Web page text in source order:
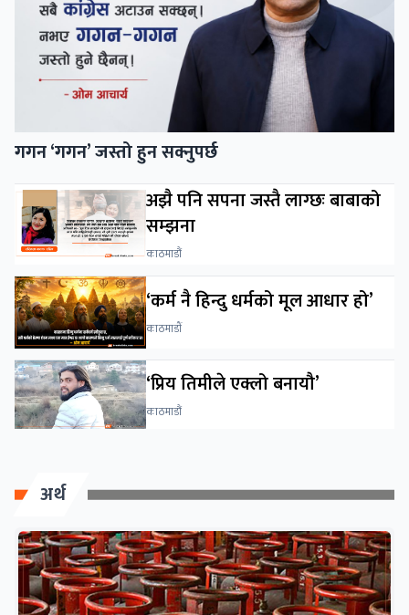
गगन ‘गगन’ जस्तो हुन सक्नुपर्छ
अझै पनि सपना जस्तै लाग्छः बाबाको
सम्झना
काठमाडौं
‘कर्म नै हिन्दु धर्मको मूल आधार हो’
काठमाडाैं
‘प्रिय तिमीले एक्लो बनायौ’
काठमाडौं
अर्थ